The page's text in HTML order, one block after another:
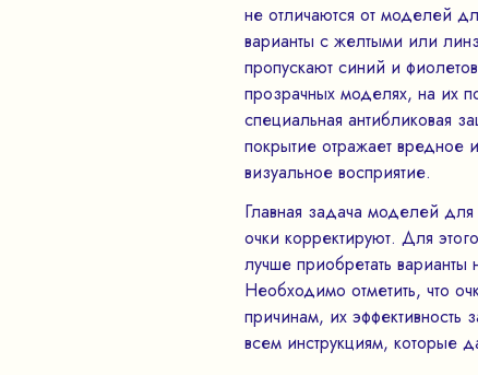
не отличаются от моделей
варианты с желтыми или
пропускают синий и
прозрачных моделях, на их
специальная антибликовая
покрытие отражает вредное
визуальное восприятие.
Главная задача моделей
очки корректируют. Для
лучше приобретать
Необходимо отметить, что
причинам, их эффективность
всем инструкциям, которые